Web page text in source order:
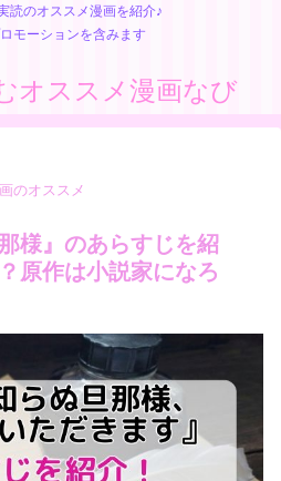
読のオススメ漫画を紹介♪
モーションを含みます
オススメ漫画なび
のオススメ
様』のあらすじを紹
原作は小説家になろ